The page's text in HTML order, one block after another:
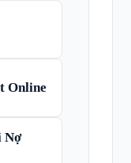
Online
Nợ